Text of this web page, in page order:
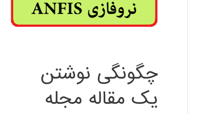
چگونگی نوشتن
یک مقاله مجله